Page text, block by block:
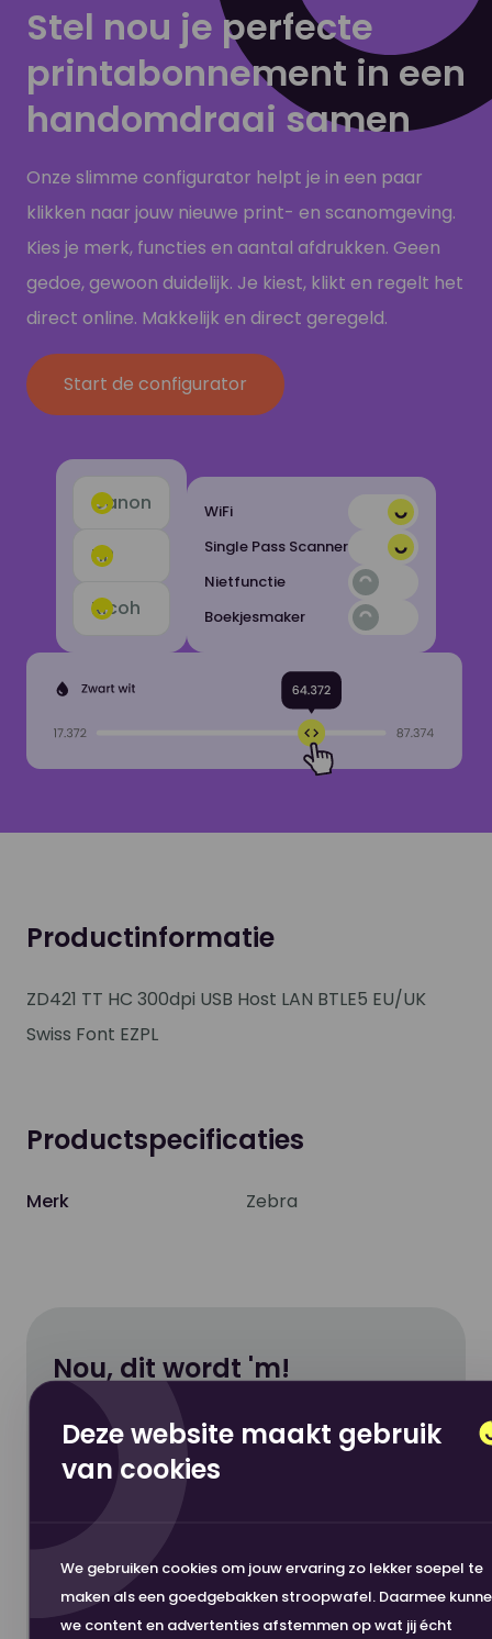
Deze website maakt gebruik
van cookies
We gebruiken cookies om jouw ervaring zo lekker soepel te
maken als een goedgebakken stroopwafel. Daarmee
we content en advertenties afstemmen op wat jij écht
Stel nou je perfecte
printabonnement in een
handomdraai samen
Onze slimme configurator helpt je in een paar
klikken naar jouw nieuwe print- en scanomgeving.
Kies je merk, functies en aantal afdrukken. Geen
gedoe, gewoon duidelijk. Je kiest, klikt en regelt het
direct online. Makkelijk en direct geregeld.
Start de configurator
Canon
HP
Ricoh
WiFi
Single Pass Scanner
Nietfunctie
Boekjesmaker
Productinformatie
ZD421 TT HC 300dpi USB Host LAN BTLE5 EU/UK
Swiss Font EZPL
Productspecificaties
Merk Zebra
Nou, dit wordt 'm!
Hoge klanttevredenheid
Veilig betalen
€ 589,00excl. BTW